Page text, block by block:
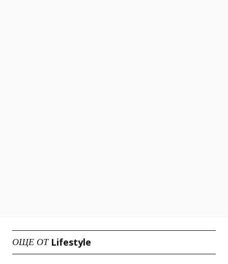
ОЩЕ ОТ Lifestyle